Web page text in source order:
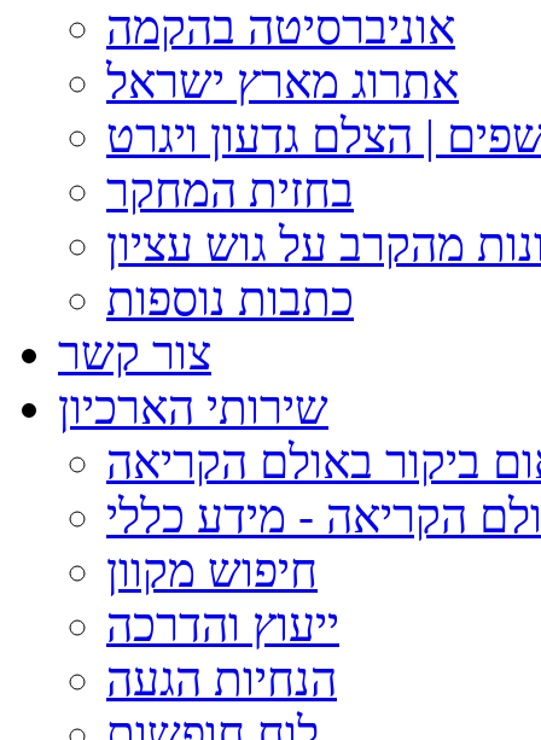
אוניברסיטה בהקמה
אתרוג מארץ ישראל
| הצלם גדעון ויגרט
בחזית המחקר
מהקרב על גוש עציון
כתבות נוספות
צור קשר
שירותי הארכיון
ביקור באולם הקריאה
הקריאה - מידע כללי
חיפוש מקוון
ייעוץ והדרכה
הנחיות הגעה